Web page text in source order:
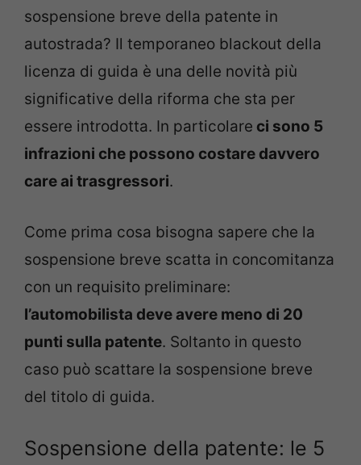
sospensione breve della patente in
autostrada? Il temporaneo blackout della
licenza di guida è una delle novità più
significative della riforma che sta per
essere introdotta. In particolare ci sono 5
infrazioni che possono costare davvero
care ai trasgressori.
Come prima cosa bisogna sapere che la
sospensione breve scatta in concomitanza
con un requisito preliminare:
l’automobilista deve avere meno di 20
punti sulla patente. Soltanto in questo
caso può scattare la sospensione breve
del titolo di guida.
Sospensione della patente: le 5